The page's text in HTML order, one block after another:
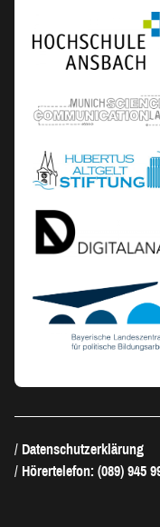
Datenschutzerklärung
Hörertelefon: (089) 945